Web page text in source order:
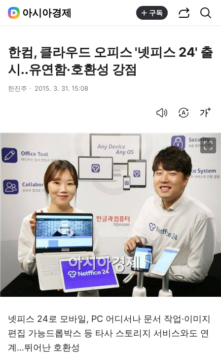
아시아경제 구독
한컴, 클라우드 오피스 '넷피스 24' 출
시..유연함·호환성 강점
한진주 2015. 3. 31. 15:08
넷피스 24로 모바일, PC 어디서나 문서 작업·이미지
편집 가능드롭박스 등 타사 스토리지 서비스와도 연
계…뛰어난 호환성